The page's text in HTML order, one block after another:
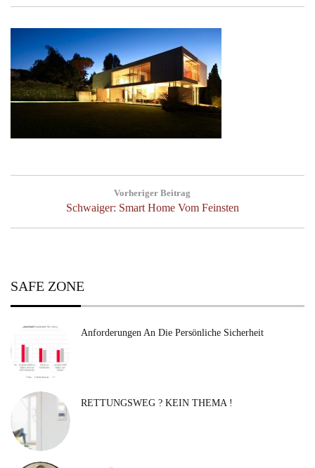
Vorheriger Beitrag
Previous
Schwaiger: Smart Home Vom Feinsten
SAFE ZONE
Anforderungen An Die Persönliche Sicherheit
RETTUNGSWEG ? KEIN THEMA !